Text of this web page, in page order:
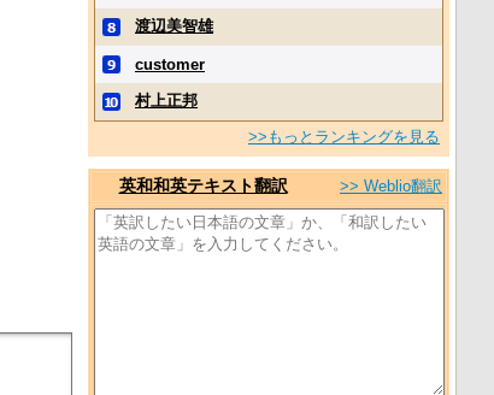
渡辺美智雄
customer
村上正邦
>>もっとランキングを見る
英和和英テキスト翻訳 >> Weblio翻訳